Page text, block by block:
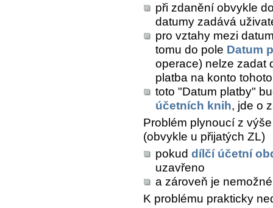
při zdanění obvykle
datumy zadává
pro vztahy mezi
tomu do pole Datum
operace) nelze zadat
platba na konto
toto "Datum platby"
účetních knih, jde o
Problém plynoucí z
(obvykle u přijatých ZL)
pokud dílčí účetní
uzavřeno
a zároveň je
K problému prakticky